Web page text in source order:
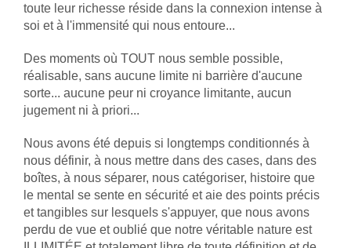
toute leur richesse réside dans la connexion intense à
soi et à l'immensité qui nous entoure...
Des moments où TOUT nous semble possible,
réalisable, sans aucune limite ni barrière d'aucune
sorte... aucune peur ni croyance limitante, aucun
jugement ni à priori...
Nous avons été depuis si longtemps conditionnés à
nous définir, à nous mettre dans des cases, dans des
boîtes, à nous séparer, nous catégoriser, histoire que
le mental se sente en sécurité et aie des points précis
et tangibles sur lesquels s'appuyer, que nous avons
perdu de vue et oublié que notre véritable nature est